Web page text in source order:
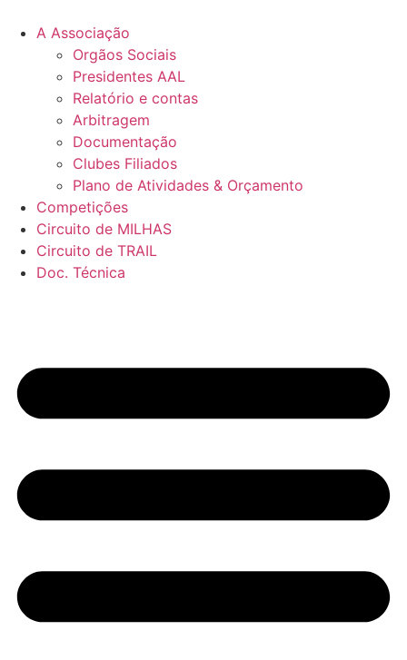
para
conteúdo
A Associação
Orgãos Sociais
Presidentes AAL
Relatório e contas
Arbitragem
Documentação
Clubes Filiados
Plano de Atividades & Orçamento
Competições
Circuito de MILHAS
Circuito de TRAIL
Doc. Técnica